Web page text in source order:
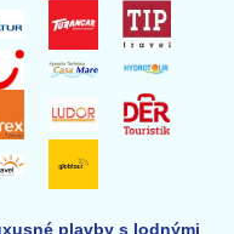
plavby s lodnými